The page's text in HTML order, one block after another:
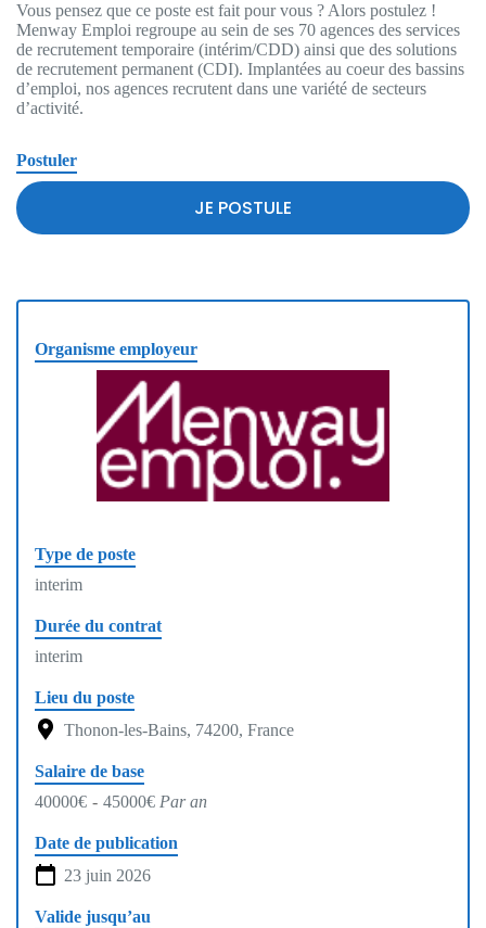
Vous pensez que ce poste est fait pour vous ? Alors postulez !
Menway Emploi regroupe au sein de ses 70 agences des services
de recrutement temporaire (intérim/CDD) ainsi que des solutions
de recrutement permanent (CDI). Implantées au coeur des bassins
d’emploi, nos agences recrutent dans une variété de secteurs
d’activité.
Postuler
JE POSTULE
Organisme employeur
Type de poste
interim
Durée du contrat
interim
Lieu du poste
Thonon-les-Bains, 74200, France
Salaire de base
40000€ - 45000€ Par an
Date de publication
23 juin 2026
Valide jusqu’au